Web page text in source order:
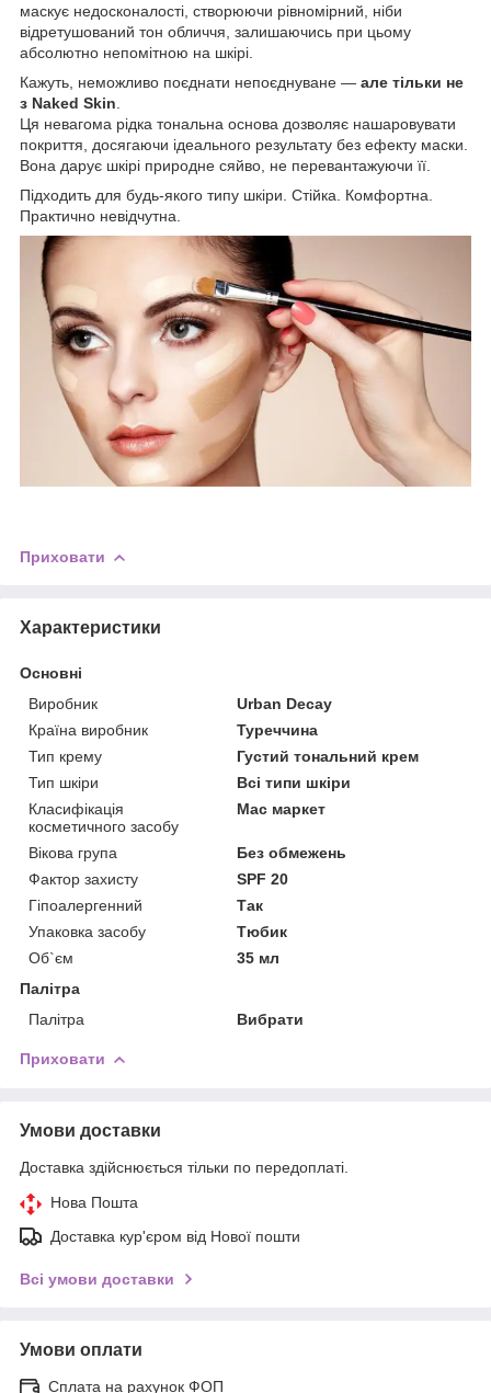
маскує недосконалості, створюючи рівномірний, ніби
відретушований тон обличчя, залишаючись при цьому
абсолютно непомітною на шкірі.
Кажуть, неможливо поєднати непоєднуване — але тільки не
з Naked Skin
Ця невагома рідка тональна основа дозволяє нашаровувати
покриття, досягаючи ідеального результату без ефекту маски.
Вона дарує шкірі природне сяйво, не перевантажуючи її.
Підходить для будь-якого типу шкіри. Стійка. Комфортна.
Практично невідчутна.
Приховати
Характеристики
Основні
Виробник
Urban Decay
Країна виробник
Туреччина
Тип крему
Густий тональний крем
Тип шкіри
Всі типи шкіри
Класифікація
косметичного засобу
Мас маркет
Вікова група
Без обмежень
Фактор захисту
SPF 20
Гіпоалергенний
Так
Упаковка засобу
Тюбик
Об`єм
35 мл
Палітра
Палітра
Вибрати
Приховати
Умови доставки
Доставка здійснюється тільки по передоплаті.
Нова Пошта
Доставка кур'єром від Нової пошти
Всі умови доставки
Умови оплати
Сплата на рахунок ФОП